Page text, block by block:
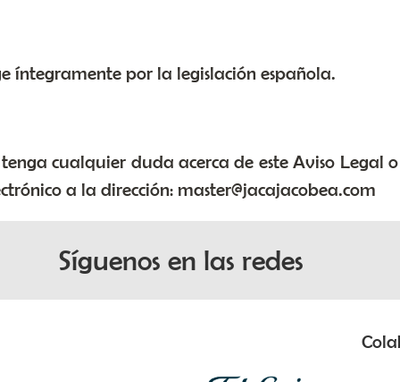
íntegramente por la legislación española.
tenga cualquier duda acerca de este Aviso
a la dirección: master@jacajacobea.com
Síguenos en las redes